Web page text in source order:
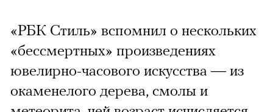
«РБК Стиль» вспомнил о нескольких
«бессмертных» произведениях
ювелирно-часового искусства — из
окаменелого дерева, смолы и